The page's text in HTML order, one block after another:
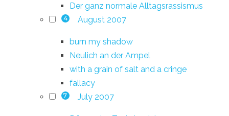
Der ganz normale Alltagsrassismus
4 August 2007
burn my shadow
Neulich an der Ampel
with a grain of salt and a cringe
fallacy
7 July 2007